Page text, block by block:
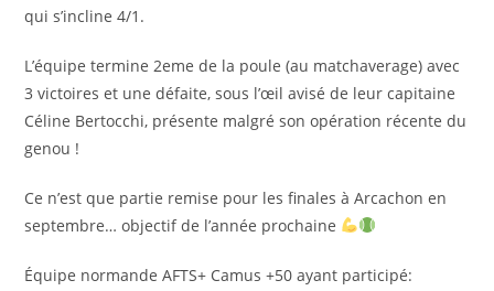
qui s’incline 4/1.
L’équipe termine 2eme de la poule (au matchaverage) avec
3 victoires et une défaite, sous l’œil avisé de leur capitaine
Céline Bertocchi, présente malgré son opération récente du
genou !
Ce n’est que partie remise pour les finales à Arcachon en
septembre… objectif de l’année prochaine
Équipe normande AFTS+ Camus +50 ayant participé: